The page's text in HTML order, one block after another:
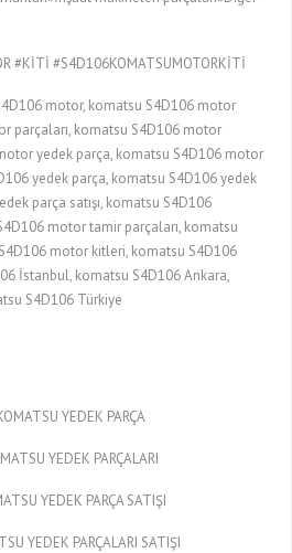
#KİTİ #S4D106KOMATSUMOTORKİTİ
motor, komatsu S4D106 motor
parçaları, komatsu S4D106 motor
yedek parça, komatsu S4D106 motor
yedek parça, komatsu S4D106 yedek
parça satışı, komatsu S4D106
motor tamir parçaları, komatsu
motor kitleri, komatsu S4D106
İstanbul, komatsu S4D106 Ankara,
S4D106 Türkiye
YEDEK PARÇA
YEDEK PARÇALARI
YEDEK PARÇA SATIŞI
YEDEK PARÇALARI SATIŞI